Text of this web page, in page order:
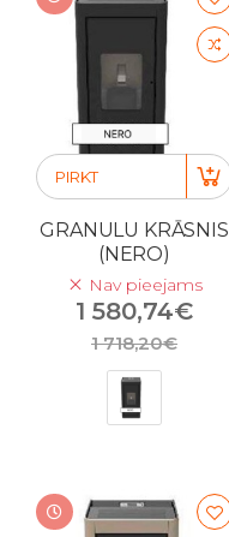
PIRKT
GRANULU KRĀSNIS
(NERO)
Nav pieejams
1 580,74€
1 718,20€